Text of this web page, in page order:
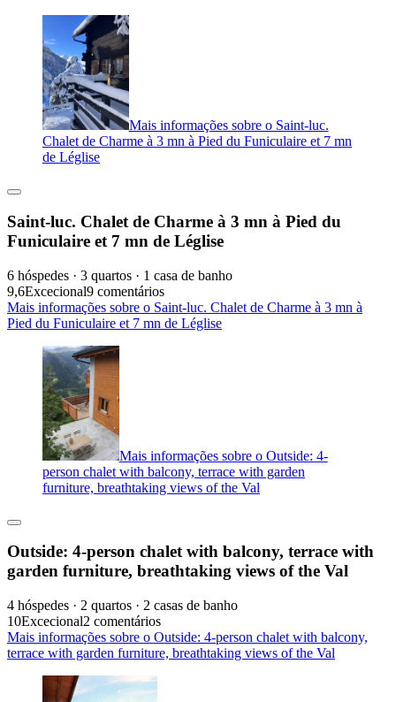
Mais informações sobre o Saint-luc.
Chalet de Charme à 3 mn à Pied du Funiculaire et 7 mn
de Léglise
Saint-luc. Chalet de Charme à 3 mn à Pied du
Funiculaire et 7 mn de Léglise
6 hóspedes · 3 quartos · 1 casa de banho
9,6Excecional9 comentários
Mais informações sobre o Saint-luc. Chalet de Charme à 3 mn à
Pied du Funiculaire et 7 mn de Léglise
Mais informações sobre o Outside: 4-
person chalet with balcony, terrace with garden
furniture, breathtaking views of the Val
Outside: 4-person chalet with balcony, terrace with
garden furniture, breathtaking views of the Val
4 hóspedes · 2 quartos · 2 casas de banho
10Excecional2 comentários
Mais informações sobre o Outside: 4-person chalet with balcony,
terrace with garden furniture, breathtaking views of the Val